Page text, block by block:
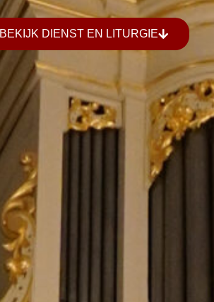
BEKIJK DIENST EN LITURGIE